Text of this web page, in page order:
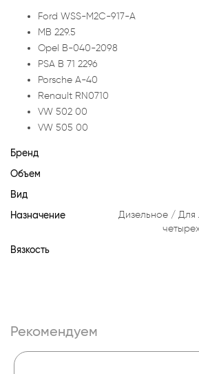
Ford WSS-M2C-917-A
MB 229.5
Opel B-040-2098
PSA B 71 2296
Porsche A-40
Renault RN0710
VW 502 00
VW 505 00
Бренд
Объем
Вид
Назначение Дизельное Для
Вязкость
Рекомендуем